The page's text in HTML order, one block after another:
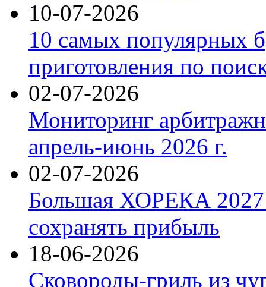
10-07-2026
10 самых популярных
приготовления по
02-07-2026
Мониторинг
апрель-июнь 2026 г.
02-07-2026
Большая ХОРЕКА 2027:
сохранять прибыль
18-06-2026
Сковороды-гриль из